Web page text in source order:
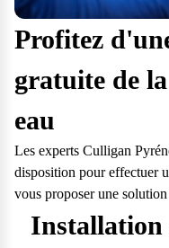
Profitez
gratuite de
eau
Les experts Culligan
disposition pour effectuer
vous proposer une
Installation